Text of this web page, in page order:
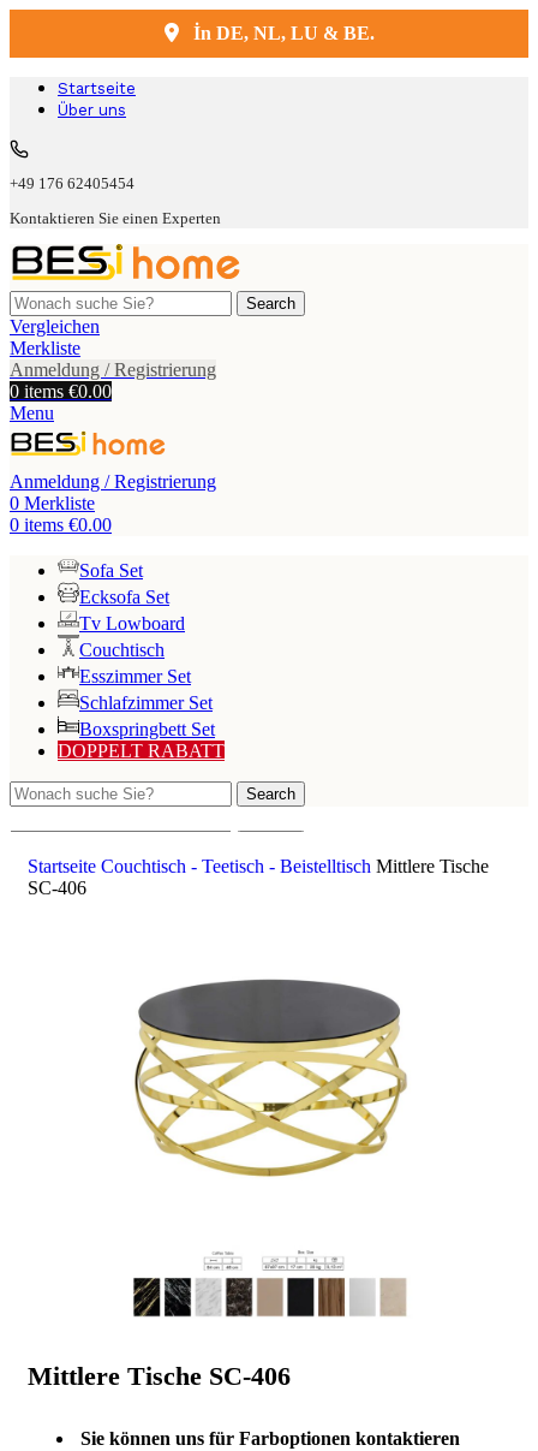
Kostenlose Lieferung und Montage
İn DE, NL, LU & BE.
Startseite
Über uns
+49 176 62405454
Kontaktieren Sie einen Experten
Search
Vergleichen
Merkliste
Anmeldung / Registrierung
0 items €0.00
Menu
Anmeldung / Registrierung
0 Merkliste
0 items €0.00
Sofa Set
Ecksofa Set
Tv Lowboard
Couchtisch
Esszimmer Set
Schlafzimmer Set
Boxspringbett Set
DOPPELT RABATT
Search
Startseite Couchtisch - Teetisch - Beistelltisch Mittlere Tische
SC-406
Mittlere Tische SC-406
Sie können uns für Farboptionen kontaktieren